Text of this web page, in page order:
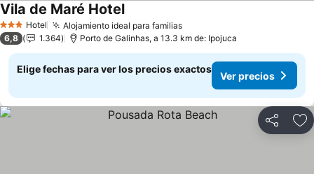
3 Estrellas
Hotel Alojamiento ideal para familiasVer precios
Vila de Maré HotelVer precios
6,8 1.364 Porto de Galinhas, a 13.3 km de: Ipojuca
Elige fechas para ver los precios exactos
Ver precios
Compartir